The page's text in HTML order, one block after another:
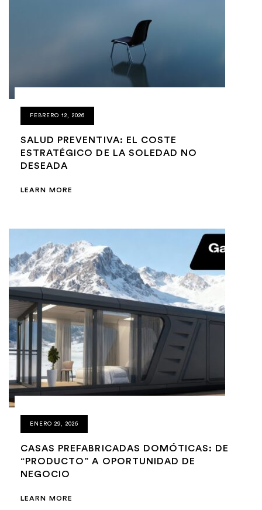
FEBRERO 12, 2026
SALUD PREVENTIVA: EL COSTE
ESTRATÉGICO DE LA SOLEDAD NO
DESEADA
LEARN MORE
ENERO 29, 2026
CASAS PREFABRICADAS DOMÓTICAS: DE
“PRODUCTO” A OPORTUNIDAD DE
NEGOCIO
LEARN MORE